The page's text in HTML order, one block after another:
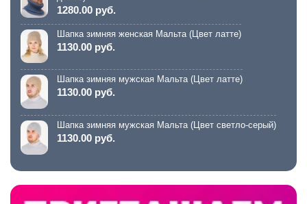
1280.00 руб.
Шапка зимняя женская Мальта (Цвет латте)
1130.00 руб.
Шапка зимняя мужская Мальта (Цвет латте)
1130.00 руб.
Шапка зимняя мужская Мальта (Цвет светло-серый)
1130.00 руб.